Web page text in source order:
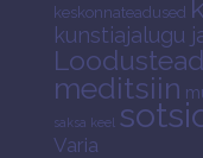
keskonnateadused
kunstiajalugu
meditsiin
saksa keel
Varia